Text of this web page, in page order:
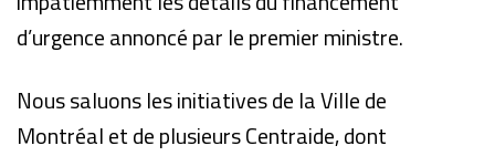
d’urgence annoncé par le premier ministre.
Nous saluons les initiatives de la Ville de
Montréal et de plusieurs Centraide, dont